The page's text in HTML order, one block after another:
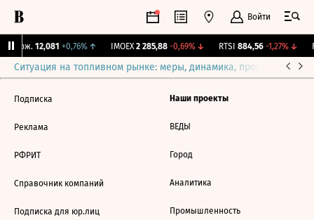
Войти
Бирж. 12,081 +0,76%↑ IMOEX 2 285,88 -0,69%↓ RTSI 884,56 -1,27%↓
Ситуация на топливном рынке: меры, динамика, прогнозы
Подписка
Реклама
РФРИТ
Справочник компаний
Подписка для юр.лиц
Наши проекты
ВЕДЫ
Город
Аналитика
Промышленность